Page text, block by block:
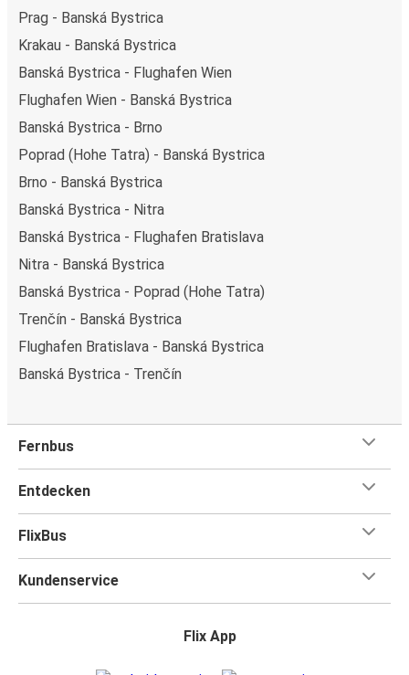
Prag - Banská Bystrica
Krakau - Banská Bystrica
Banská Bystrica - Flughafen Wien
Flughafen Wien - Banská Bystrica
Banská Bystrica - Brno
Poprad (Hohe Tatra) - Banská Bystrica
Brno - Banská Bystrica
Banská Bystrica - Nitra
Banská Bystrica - Flughafen Bratislava
Nitra - Banská Bystrica
Banská Bystrica - Poprad (Hohe Tatra)
Trenčín - Banská Bystrica
Flughafen Bratislava - Banská Bystrica
Banská Bystrica - Trenčín
Fernbus
Entdecken
FlixBus
Kundenservice
Flix App